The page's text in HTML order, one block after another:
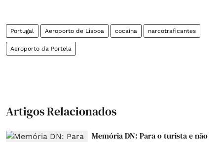
Portugal Aeroporto de Lisboa cocaína narcotraficantes
Aeroporto da Portela
Artigos Relacionados
Memória DN: Para o turista e não